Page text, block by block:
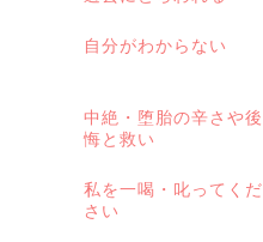
自分がわからない
中絶・堕胎の辛さや後
悔と救い
私を一喝・叱ってくだ
さい